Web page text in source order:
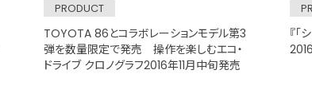
PRODUCT
TOYOTA 86とコラボレーションモデル第3
弾を数量限定で発売 操作を楽しむエコ・
ドライブ クロノグラフ2016年11月中旬発売
『「